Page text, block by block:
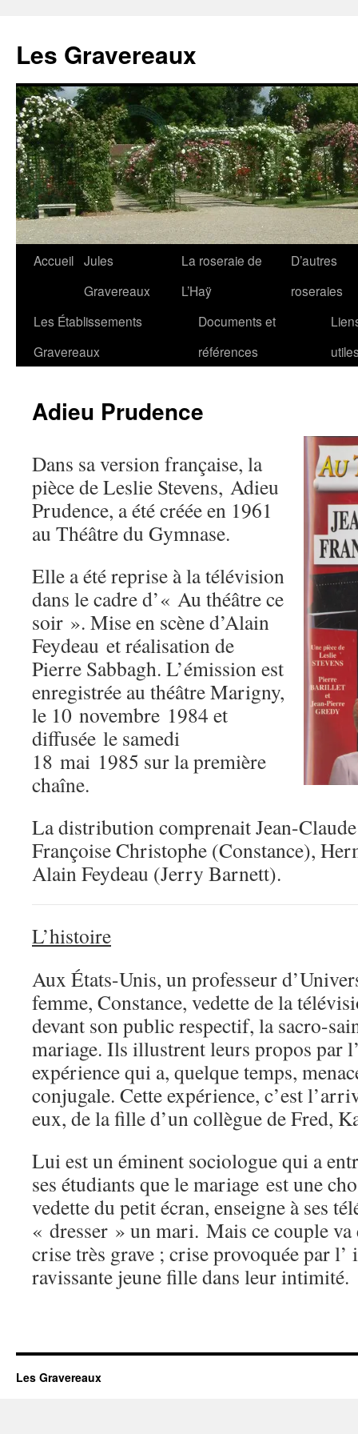
contenu
Les Gravereaux
Accueil Jules
Gravereaux
La roseraie de
L’Haÿ
D’autres
roseraies
Les Établissements
Gravereaux
Documents et
références
Adieu Prudence
Dans sa version française, la
pièce de Leslie Stevens, Adieu
Prudence, a été créée en 1961
au Théâtre du Gymnase.
Elle a été reprise à la télévision
dans le cadre d’« Au théâtre ce
soir ». Mise en scène d’Alain
Feydeau et réalisation de
Pierre Sabbagh. L’émission est
enregistrée au théâtre Marigny,
le 10 novembre 1984 et
diffusée le samedi
18 mai 1985 sur la première
chaîne.
La distribution comprenait Jean-
Françoise Christophe (Constance),
Alain Feydeau (Jerry Barnett).
L’histoire
Aux États-Unis, un professeur
femme, Constance, vedette de la
devant son public respectif, la sacro-
mariage. Ils illustrent leurs propos par
expérience qui a, quelque temps,
conjugale. Cette expérience, c’est
eux, de la fille d’un collègue de Fred,
Lui est un éminent sociologue qui a
ses étudiants que le mariage est une
vedette du petit écran, enseigne à ses
« dresser » un mari. Mais ce couple va
crise très grave ; crise provoquée par l’
ravissante jeune fille dans leur intimité.
Les Gravereaux